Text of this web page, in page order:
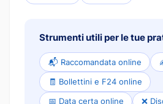
Strumenti utili per le tue
📬 Raccomandata online
🧾 Bollettini e F24 online
📅 Data certa online ❌